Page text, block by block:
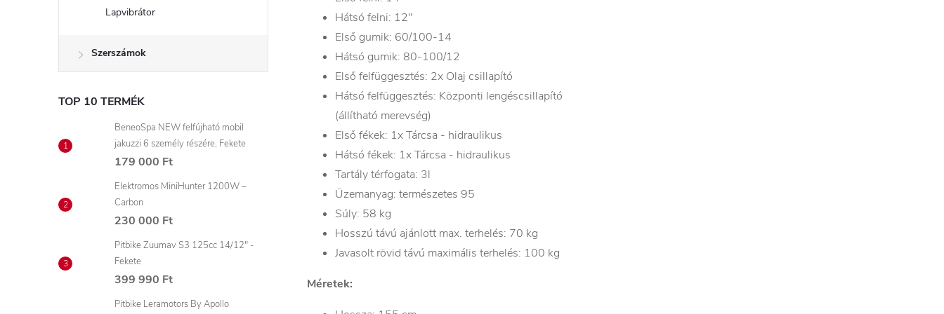
Lapvibrátor
Szerszámok
TOP 10 TERMÉK
BeneoSpa NEW felfújható mobil
jakuzzi 6 személy részére, Fekete
179 000 Ft
Elektromos MiniHunter 1200W –
Carbon
230 000 Ft
Pitbike Zuumav S3 125cc 14/12" -
Fekete
399 990 Ft
Pitbike Leramotors By Apollo
Hátsó felni: 12"
Első gumik: 60/100-14
Hátsó gumik: 80-100/12
Első felfüggesztés: 2x Olaj csillapító
Hátsó felfüggesztés: Központi lengéscsillapító
(állítható merevség)
Első fékek: 1x Tárcsa - hidraulikus
Hátsó fékek: 1x Tárcsa - hidraulikus
Tartály térfogata: 3l
Üzemanyag: természetes 95
Súly: 58 kg
Hosszú távú ajánlott max. terhelés: 70 kg
Javasolt rövid távú maximális terhelés: 100 kg
Méretek: